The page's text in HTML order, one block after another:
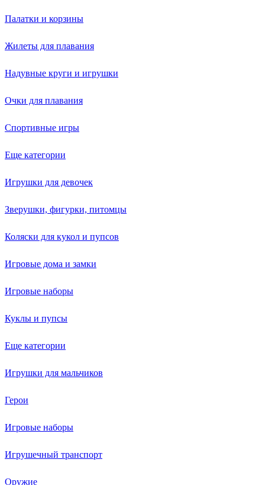
Палатки и корзины
Жилеты для плавания
Надувные круги и игрушки
Очки для плавания
Спортивные игры
Еще категории
Игрушки для девочек
Зверушки, фигурки, питомцы
Коляски для кукол и пупсов
Игровые дома и замки
Игровые наборы
Куклы и пупсы
Еще категории
Игрушки для мальчиков
Герои
Игровые наборы
Игрушечный транспорт
Оружие